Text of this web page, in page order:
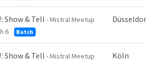
Show & Tell - Mistral Meetup
6
Batch
Show & Tell - Mistral Meetup
Köln